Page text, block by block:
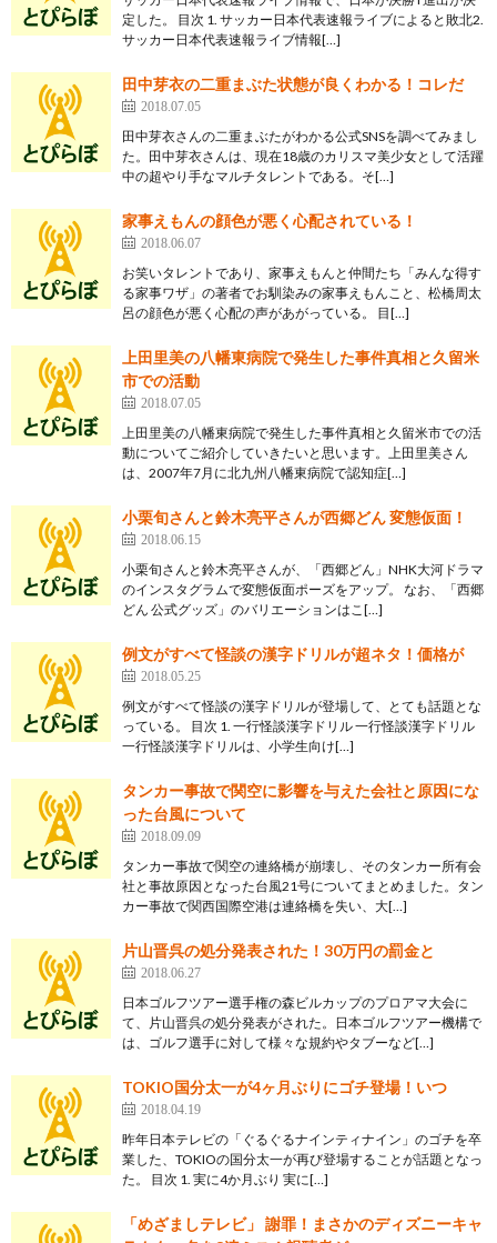
定した。 目次 1. サッカー日本代表速報ライブによると敗北2.
サッカー日本代表速報ライブ情報[…]
田中芽衣の二重まぶた状態が良くわかる！コレだ
2018.07.05
田中芽衣さんの二重まぶたがわかる公式SNSを調べてみまし
た。田中芽衣さんは、現在18歳のカリスマ美少女として活躍
中の超やり手なマルチタレントである。そ[…]
家事えもんの顔色が悪く心配されている！
2018.06.07
お笑いタレントであり、家事えもんと仲間たち「みんな得す
る家事ワザ」の著者でお馴染みの家事えもんこと、松橋周太
呂の顔色が悪く心配の声があがっている。 目[…]
上田里美の八幡東病院で発生した事件真相と久留米
市での活動
2018.07.05
上田里美の八幡東病院で発生した事件真相と久留米市での活
動についてご紹介していきたいと思います。上田里美さん
は、2007年7月に北九州八幡東病院で認知症[…]
小栗旬さんと鈴木亮平さんが西郷どん 変態仮面！
2018.06.15
小栗旬さんと鈴木亮平さんが、「西郷どん」NHK大河ドラマ
のインスタグラムで変態仮面ポーズをアップ。 なお、「西郷
どん 公式グッズ」のバリエーションはこ[…]
例文がすべて怪談の漢字ドリルが超ネタ！価格が
2018.05.25
例文がすべて怪談の漢字ドリルが登場して、とても話題とな
っている。 目次 1. 一行怪談漢字ドリル 一行怪談漢字ドリル
一行怪談漢字ドリルは、小学生向け[…]
タンカー事故で関空に影響を与えた会社と原因にな
った台風について
2018.09.09
タンカー事故で関空の連絡橋が崩壊し、そのタンカー所有会
社と事故原因となった台風21号についてまとめました。タン
カー事故で関西国際空港は連絡橋を失い、大[…]
片山晋呉の処分発表された！30万円の罰金と
2018.06.27
日本ゴルフツアー選手権の森ビルカップのプロアマ大会に
て、片山晋呉の処分発表がされた。日本ゴルフツアー機構で
は、ゴルフ選手に対して様々な規約やタブーなど[…]
TOKIO国分太一が4ヶ月ぶりにゴチ登場！いつ
2018.04.19
昨年日本テレビの「ぐるぐるナインティナイン」のゴチを卒
業した、TOKIOの国分太一が再び登場することが話題となっ
た。 目次 1. 実に4か月ぶり 実に[…]
「めざましテレビ」 謝罪！まさかのディズニーキャ